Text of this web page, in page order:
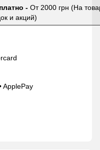
- От 2000 грн (На
и акций)
ApplePay